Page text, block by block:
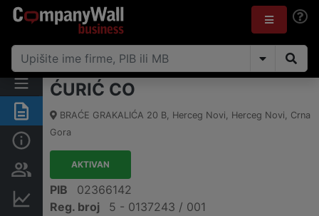
Sažetak
Osobe i vlasništvo
ĆURIĆ CO
BRAĆE GRAKALIĆA 20 B, Herceg Novi, Herceg Novi, Crna
Gora
AKTIVAN
PIB
02366142
Reg. broj
5 - 0137243 / 001